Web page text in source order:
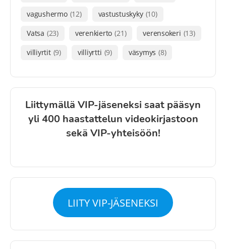
vagushermo (12) vastustuskyky (10)
Vatsa (23) verenkierto (21) verensokeri (13)
villiyrtit (9) villiyrtti (9) väsymys (8)
Liittymällä VIP-jäseneksi saat pääsyn
yli 400 haastattelun videokirjastoon
sekä VIP-yhteisöön!
LIITY VIP-JÄSENEKSI